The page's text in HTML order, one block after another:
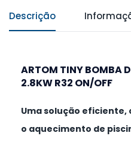
Descrição
ARTOM TINY BOMBA
2.8KW R32 ON/OFF
Uma solução
o aquecimento de